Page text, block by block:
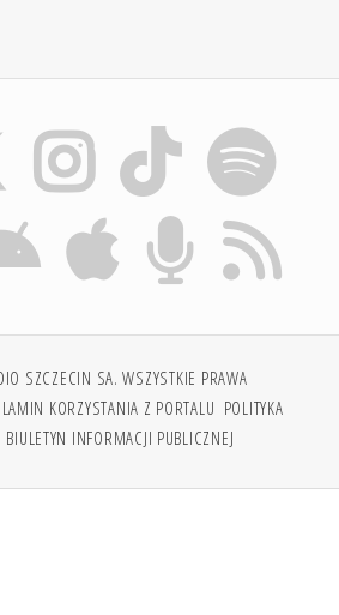
SZCZECIN SA. WSZYSTKIE PRAWA
KORZYSTANIA Z PORTALU POLITYKA
BIULETYN INFORMACJI PUBLICZNEJ